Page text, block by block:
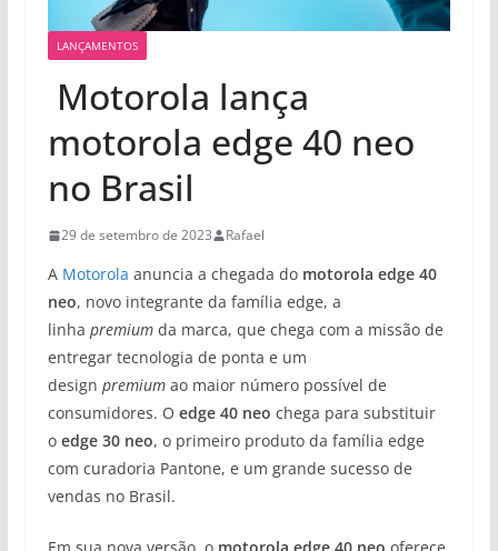
LANÇAMENTOS
Motorola lança
motorola edge 40 neo
no Brasil
29 de setembro de 2023 Rafael
A Motorola anuncia a chegada do motorola edge 40
neo, novo integrante da família edge, a
linha premiumda marca, que chega com a missão de
entregar tecnologia de ponta e um
design premiumao maior número possível de
consumidores. O edge 40 neo chega para substituir
o edge 30 neo, o primeiro produto da família edge
com curadoria Pantone, e um grande sucesso de
vendas no Brasil.